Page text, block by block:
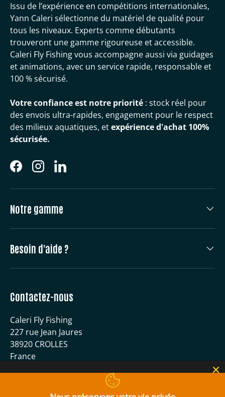
Issu de l’expérience en compétitions internationales,
Yann Caleri sélectionne du matériel de qualité pour
tous les niveaux. Experts comme débutants
trouveront une gamme rigoureuse et accessible.
Caleri Fly Fishing vous accompagne aussi via guidages
et animations, avec un service rapide, responsable et
100 % sécurisé.
Votre confiance est notre priorité : stock réel pour
des envois ultra-rapides, engagement pour le respect
des milieux aquatiques, etexpérience d'achat 100%
sécurisée.
FacebookInstagramLinkedIn
Notre gamme
Besoin d'aide ?
Contactez-nous
Caleri Fly Fishing
227 rue Jean Jaures
38920 CROLLES
France
contact@caleri-flyfishing.com